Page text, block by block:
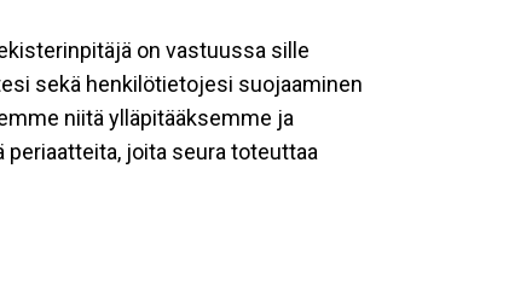
on vastuussa sille
sekä henkilötietojesi suojaaminen
niitä ylläpitääksemme ja
joita seura toteuttaa